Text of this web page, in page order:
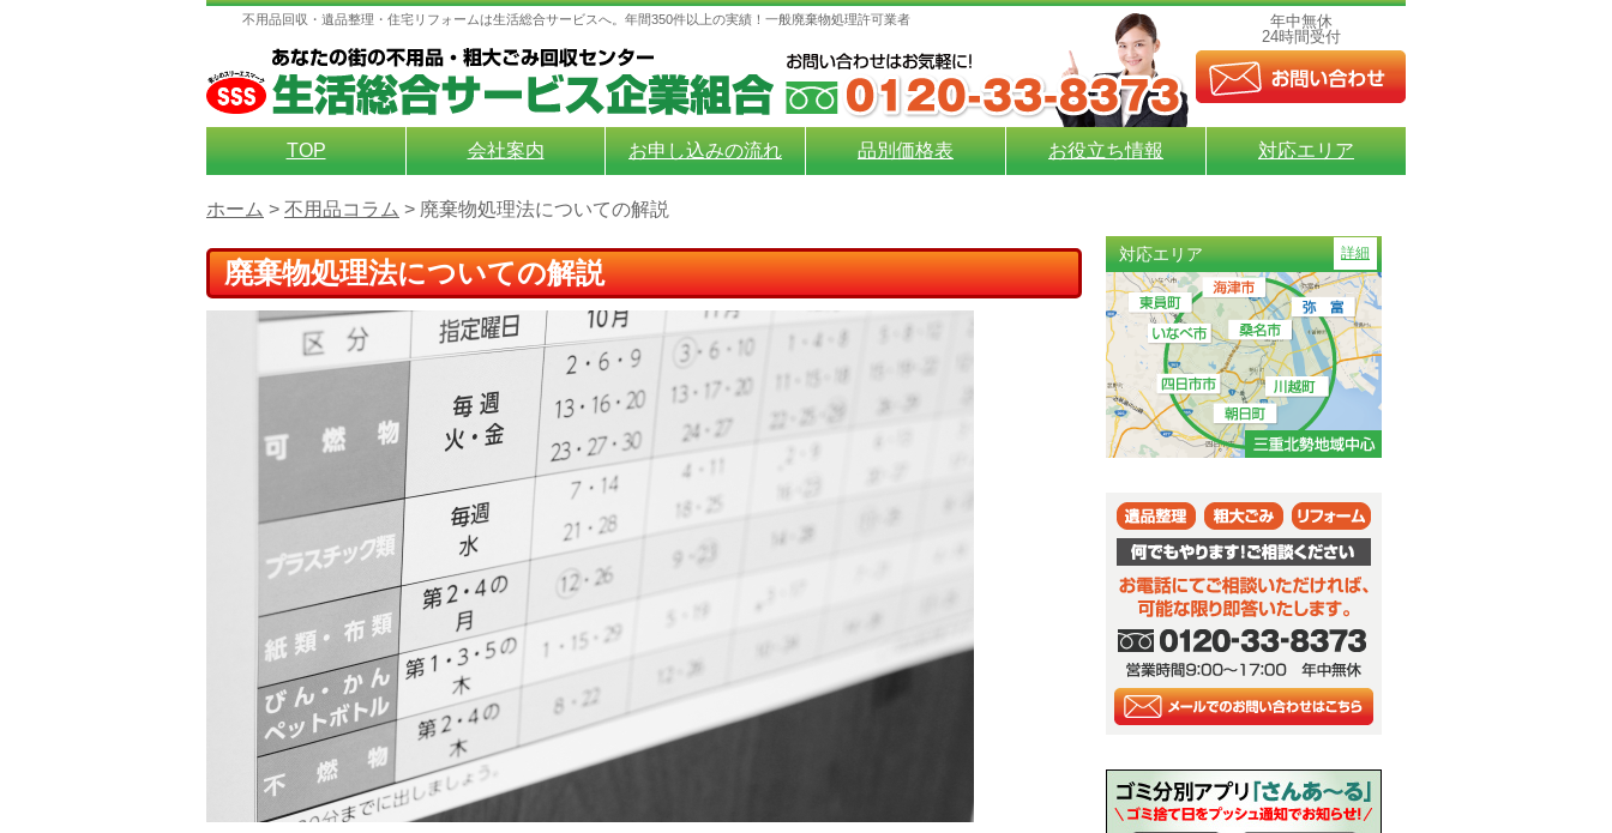
不用品回収・遺品整理・住宅リフォームは生活総合サービスへ。年間350件以上の実績！一般廃棄物処理許可業者
年中無休
24時間受付
TOP 会社案内 お申し込みの流れ 品別価格表 お役立ち情報 対応エリア
ホーム > 不用品コラム > 廃棄物処理法についての解説
廃棄物処理法についての解説
対応エリア 詳細